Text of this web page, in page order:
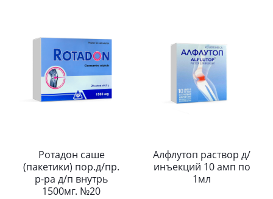
Ротадон саше
(пакетики) пор.д/пр.
р-ра д/п внутрь
1500мг. №20
Алфлутоп раствор д/
инъекций 10 амп по
1мл